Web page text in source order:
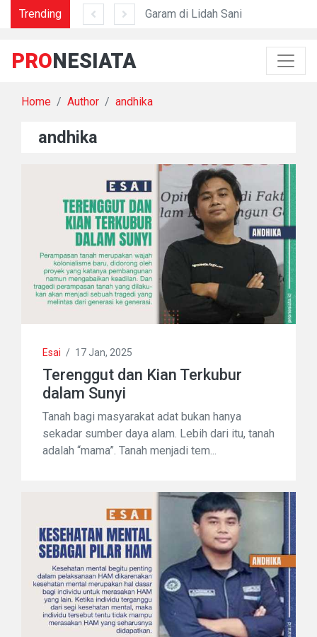
Trending Mengapa Nostalgia Menyakitkan? Garam di Lidah Sani
PRONESIATA
Home Author andhika
andhika
Esai / 17 Jan, 2025
Terenggut dan Kian Terkubur
dalam Sunyi
Tanah bagi masyarakat adat bukan hanya
sekadar sumber daya alam. Lebih dari itu, tanah
adalah “mama”. Tanah menjadi tem...